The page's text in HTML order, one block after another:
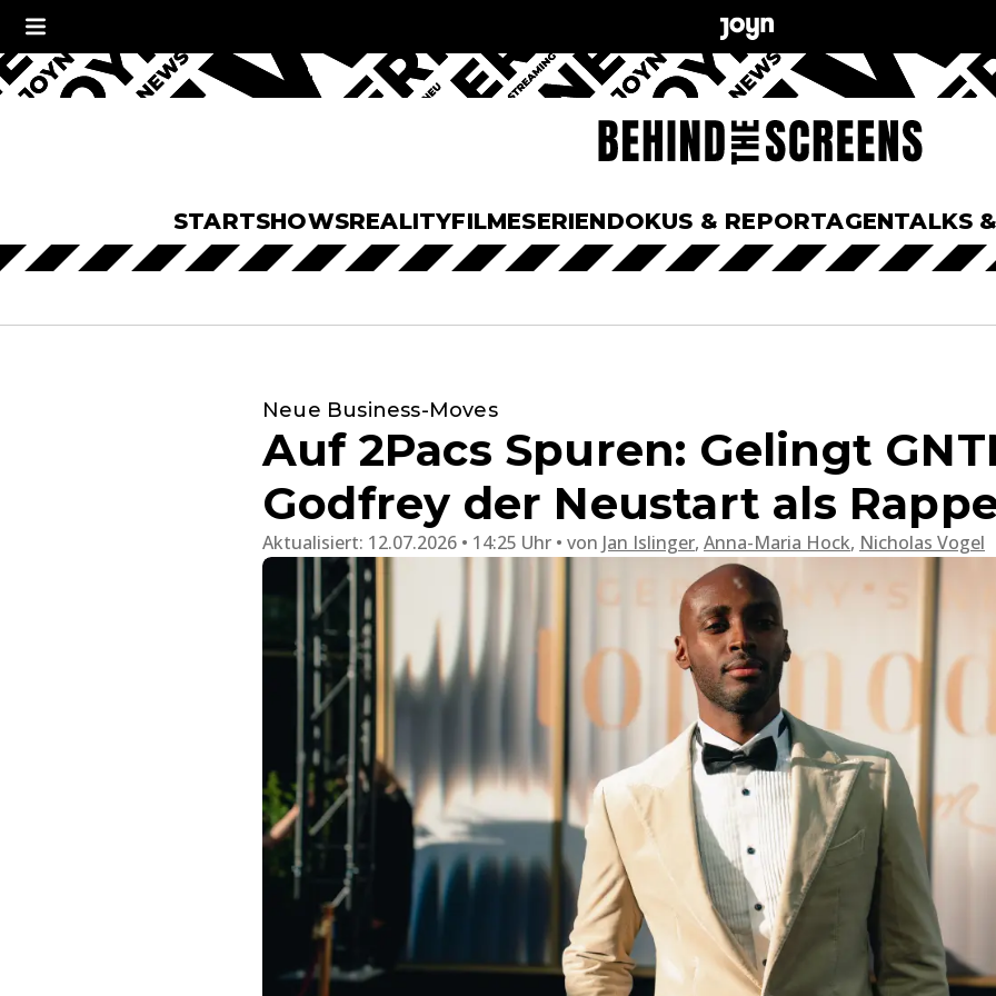
STARTSHOWSREALITYFILMESERIENDOKUS & REPORTAGENTALKS
Neue Business-Moves
Auf 2Pacs Spuren: Gelingt
Godfrey der Neustart als
Aktualisiert: 12.07.2026 • 14:25 Uhr von Jan Islinger, Anna-Maria Hock, Nicholas Vogel